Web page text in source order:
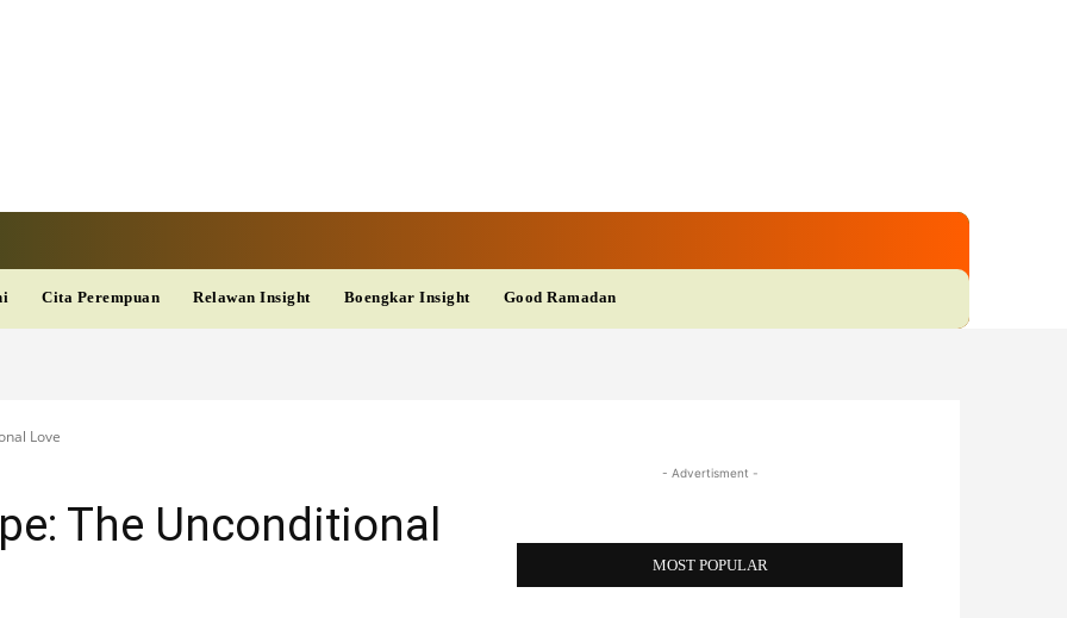
Cita Perempuan Relawan Insight Boengkar Insight Good Ramadan
Love
The Unconditional
- Advertisment -
MOST POPULAR